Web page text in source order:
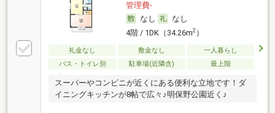
管理費-
なし
なし
4階 / 1DK（34.26m2）
礼金なし 敷金なし
一人暮らし
バス・トイレ別
駐車場(近隣含) 最上階
スーパーやコンビニが近くにある便利な立地です！ダ
イニングキッチンが8帖で広々♪明保野公園近く♪